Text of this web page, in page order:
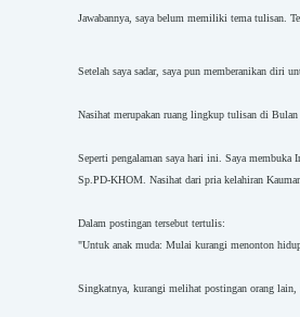
Jawabannya, saya belum memiliki tema tulisan.
Setelah saya sadar, saya pun memberanikan diri
Nasihat merupakan ruang lingkup tulisan di
Seperti pengalaman saya hari ini. Saya membuka
Sp.PD-KHOM. Nasihat dari pria kelahiran
Dalam postingan tersebut tertulis:
"Untuk anak muda: Mulai kurangi menonton
Singkatnya, kurangi melihat postingan orang lain,